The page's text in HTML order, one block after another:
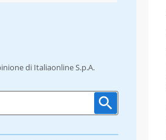
di Italiaonline S.p.A.